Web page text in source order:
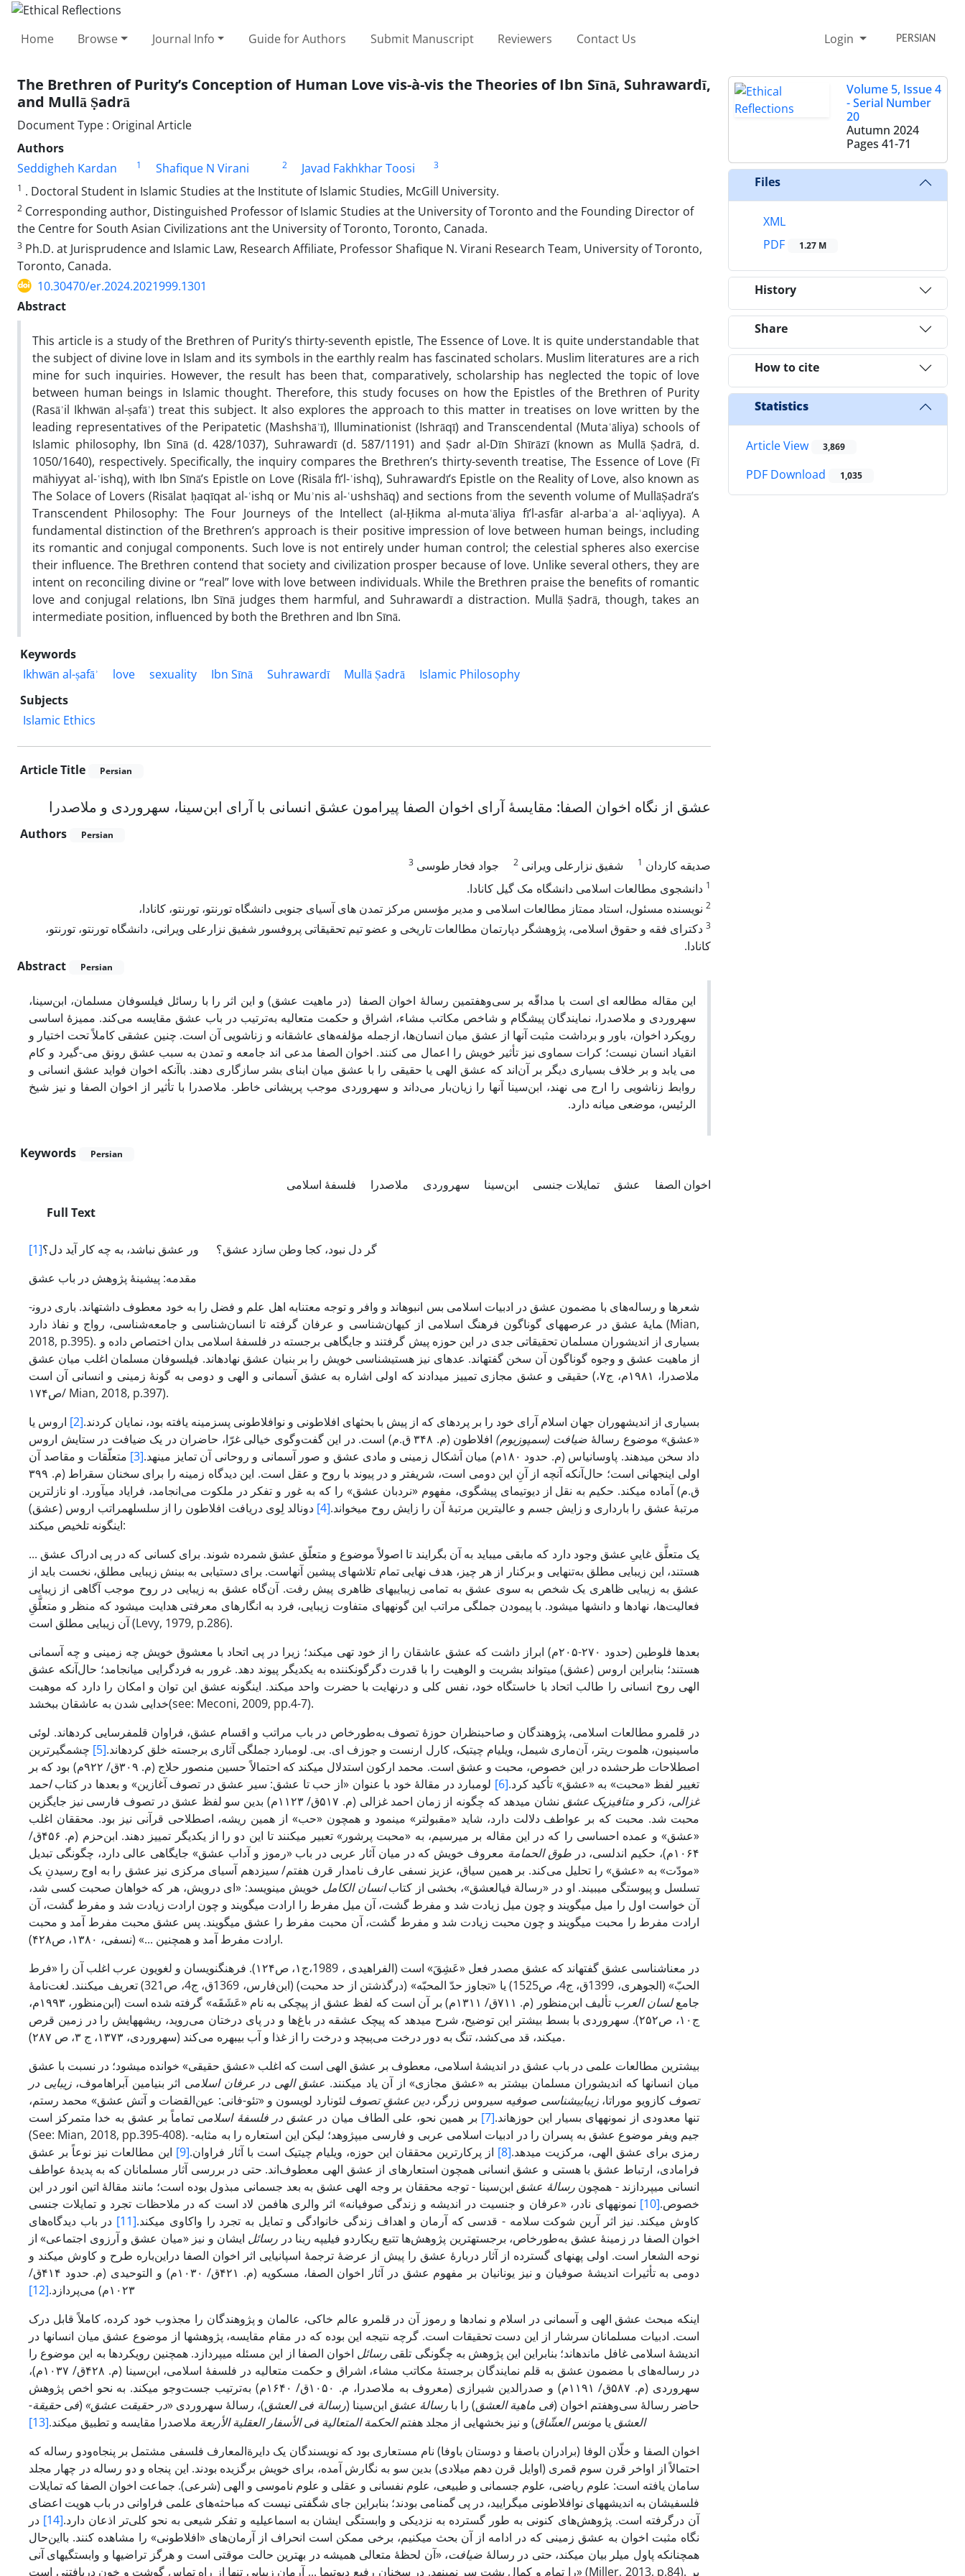
Home Browse Journal Info Guide for Authors Submit Manuscript Reviewers Contact Us Login PERSIAN
The Brethren of Purity’s Conception of Human Love vis-à-vis the Theories of Ibn Sīnā, Suhrawardī,
and Mullā Ṣadrā
Document Type : Original Article
Authors
Seddigheh Kardan
1 Shafique N Virani 2 Javad Fakhkhar Toosi
3
1 . Doctoral Student in Islamic Studies at the Institute of Islamic Studies, McGill University.
2 Corresponding author, Distinguished Professor of Islamic Studies at the University of Toronto and the Founding Director of
the Centre for South Asian Civilizations ant the University of Toronto, Toronto, Canada.
3 Ph.D. at Jurisprudence and Islamic Law, Research Affiliate, Professor Shafique N. Virani Research Team, University of Toronto,
Toronto, Canada.
10.30470/er.2024.2021999.1301
Abstract
This article is a study of the Brethren of Purity’s thirty-seventh epistle, The Essence of Love. It is quite understandable that
the subject of divine love in Islam and its symbols in the earthly realm has fascinated scholars. Muslim literatures are a rich
mine for such inquiries. However, the result has been that, comparatively, scholarship has neglected the topic of love
between human beings in Islamic thought. Therefore, this study focuses on how the Epistles of the Brethren of Purity
(Rasāʾil Ikhwān al-ṣafāʾ) treat this subject. It also explores the approach to this matter in treatises on love written by the
leading representatives of the Peripatetic (Mashshāʾī), Illuminationist (Ishrāqī) and Transcendental (Mutaʿāliya) schools of
Islamic philosophy, Ibn Sīnā (d. 428/1037), Suhrawardī (d. 587/1191) and Ṣadr al-Dīn Shīrāzī (known as Mullā Ṣadrā, d.
1050/1640), respectively. Specifically, the inquiry compares the Brethren’s thirty-seventh treatise, The Essence of Love (Fī
māhiyyat al-ʿishq), with Ibn Sīnā’s Epistle on Love (Risāla fī’l-ʿishq), Suhrawardī’s Epistle on the Reality of Love, also known as
The Solace of Lovers (Risālat ḥaqīqat al-ʿishq or Muʾnis al-ʿushshāq) and sections from the seventh volume of MullāṢadrā’s
Transcendent Philosophy: The Four Journeys of the Intellect (al-Ḥikma al-mutaʿāliya fī’l-asfār al-arbaʿa al-ʿaqliyya). A
fundamental distinction of the Brethren’s approach is their positive impression of love between human beings, including
its romantic and conjugal components. Such love is not entirely under human control; the celestial spheres also exercise
their influence. The Brethren contend that society and civilization prosper because of love. Unlike several others, they are
intent on reconciling divine or “real” love with love between individuals. While the Brethren praise the benefits of romantic
love and conjugal relations, Ibn Sīnā judges them harmful, and Suhrawardī a distraction. Mullā Ṣadrā, though, takes an
intermediate position, influenced by both the Brethren and Ibn Sīnā.
Keywords
Ikhwān al-ṣafāʾ
love sexuality Ibn Sīnā Suhrawardī Mullā Ṣadrā
Islamic Philosophy
Subjects
Islamic Ethics
Article Title Persian
عشق از نگاه اخوان الصفا: مقایسۀ آرای اخوان الصفا پیرامون عشق انسانی با آرای ابن‌سینا، سهروردی و ملاصدرا
Authors Persian
صدیقه کاردان 1 شفیق نزارعلی ویرانی 2 جواد فخار طوسی 3
1 دانشجوی مطالعات اسلامی دانشگاه مک گیل کانادا.
2 نویسنده مسئول، استاد ممتاز مطالعات اسلامی و مدیر مؤسس مرکز تمدن های آسیای جنوبی دانشگاه تورنتو، تورنتو، کانادا،
3 دکترای فقه و حقوق اسلامی، پژوهشگر دپارتمان مطالعات تاریخی و عضو تیم تحقیقاتی پروفسور شفیق نزارعلی ویرانی، دانشگاه تورنتو، تورنتو،
کانادا.
Abstract
Persian
این مقاله مطالعه ای است با مداقّه بر سی‌وهفتمین رسالۀ اخوان الصفا (در ماهیت عشق) و این اثر را با رسائل فیلسوفان مسلمان، ابن‌سینا،
سهروردی و ملاصدرا، نمایندگان پیشگام و شاخص مکاتب مشاء، اشراق و حکمت متعالیه به‌ترتیب در باب عشق مقایسه می‌کند. ممیزۀ اساسی
رویکرد اخوان، باور و برداشت مثبت آنها از عشق میان انسان‌ها، ازجمله مؤلفه‌های عاشقانه و زناشویی آن است. چنین عشقی کاملاً تحت اختیار و
انقیاد انسان نیست؛ کرات سماوی نیز تأثیر خویش را اعمال می کنند. اخوان الصفا مدعی اند جامعه و تمدن به سبب عشق رونق می-گیرد و کام
می یابد و بر خلاف بسیاری دیگر بر آن‌اند که عشق الهی یا حقیقی را با عشق میان ابنای بشر سازگاری دهند. باآنکه اخوان فواید عشق انسانی و
روابط زناشویی را ارج می نهند، ابن‌سینا آنها را زیان‌بار می‌داند و سهروردی موجب پریشانی خاطر. ملاصدرا با تأثیر از اخوان الصفا و نیز شیخ
الرئیس، موضعی میانه دارد.
Keywords Persian
اخوان الصفا عشق تمایلات جنسی ابن‌سینا سهروردی ملاصدرا
فلسفۀ اسلامی
Full Text
گر دل نبود، کجا وطن سازد عشق؟ ور عشق نباشد، به چه کار آید دل؟[1]
مقدمه: پیشینۀ پژوهش در باب عشق
شعرها و رساله‌های با مضمون عشق در ادبیات اسلامی بس انبوه­اند و وافر و توجه معتنابه اهل علم و فضل را به خود معطوف داشته­اند. باری درون­
مایۀ­ عشق در عرصه­های ­گونا­گون فرهنگ اسلامی از کیهان‌شناسی و عرفان گرفته تا انسان‌شناسی و جامعه‌شناسی، رواج و نفاذ­ دارد (Mian,
2018, p.395). بسیاری از اندیشوران مسلمان تحقیقاتی جدی در این حوزه پیش گرفتند و جایگاهی برجسته‌ در فلسفۀ اسلامی بدان اختصاص داده و
از ماهیت عشق و وجوه گوناگون آن سخن گفته­اند. عده­ای نیز ­هستی­شناسی­ خویش را بر بنیان عشق نهاده­اند. فیلسوفان مسلمان اغلب میان عشق
حقیقی و عشق مجازی تمییز می­دادند که اولی اشاره به عشق آسمانی و الهی و دومی به گونۀ زمینی و انسانی آن است (ملاصدرا، ۱۹۸۱م، ج۷،
ص۱۷۴/ Mian, 2018, p.397).
بسیاری از اندیشه­وران­ جهان اسلام آرای خود را بر پرده­ای که از پیش با بحث­های افلاطونی و نوافلاطونی ­پس­زمینه­ یافته بود، نمایان کردند.[2]
اروس یا
«عشق» موضوع رسالۀ ضیافت (سمپوزیوم)
افلاطون (م. ۳۴۸ ق.م) است. در این گفت‌وگوی خیالی غرّا، حاضران در یک ضیافت در ستایش اروس
داد سخن می­دهند. پاوسانیاس (م. حدود ۱۸۰م) میان اَشکال زمینی و مادی عشق و صور آسمانی و روحانی آن تمایز می­نهد.
[3]
متعلّقات و مقاصد آن
اولی این­جهانی­ است؛ حال‌آنکه آنچه از آنِ­ این دومی است، شریف­تر­ و در پیوند با روح و عقل است. این دیدگاه زمینه را برای سخنان سقراط (م. ۳۹۹
ق.م) آماده می­کند. حکیم به نقل از دیوتیمای پیشگوی، مفهوم «نردبان عشق» را که به غور و تفکر در ملکوت می‌انجامد، فرایاد می­آورد. او نازل­ترین
مرتبۀ عشق را بارداری و زایش جسم و عالی­ترین مرتبۀ آن را زایش روح می­خواند­.[4]
دونالد لِوی دریافت افلاطون را از سلسله­مراتب اروس­ (عشق)
این­گونه تلخیص می­کند:
... یک متعلَّق غاییِ عشق وجود دارد که مابقی می­باید به آن بگرایند­ تا اصولاً موضوع و متعلّق عشق شمرده شوند. برای کسانی که در پی ادراک عشق
هستند، این زیبایی مطلق به‌تنهایی و برکنار از هر چیز، هدف نهایی تمام تلاش­های پیشین­ آنهاست. برای دستیابی به بینش زیبایی مطلق، نخست باید از
عشق به زیبایی ظاهری یک شخص به سوی عشق به تمامی زیبایی­های ظاهری پیش­ رفت. آن‌گاه عشق به زیبایی در روح موجب آگاهی از زیبایی
فعالیت‌ها، نهادها و ­دانش­ها ­می­شود. با پیمودن جملگی مراتب این گونه­های متفاوت زیبایی، فرد به ­انگاره­ای معرفتی هدایت می­شود که منظر و متعلَّقِ
آن زیبایی مطلق است (Levy, 1979, p.286).
بعدها فلوطین (حدود ۲۷۰-۲۰۵م) ابراز داشت که عشق عاشقان را از خود تهی می­کند؛ زیرا در پی اتحاد با معشوق خویش چه زمینی و چه آسمانی
هستند؛ بنابراین اروس (عشق) می­تواند بشریت و الوهیت را با قدرت ­دگرگون­کننده­ به یکدیگر پیوند دهد. غرور به فردگرایی می­انجامد؛ حال‌آنکه عشق
الهی روح انسانی را طالب اتحاد با خاستگاه خود، نفس کلی و درنهایت با حضرت واحد می­کند. این­گونه عشق این توان و امکان را دارد که موهبت
خدایی شدن به عاشقان ببخشد(see: Meconi, 2009, pp.4-7).
در قلمرو مطالعات اسلامی، پژوهندگان و صاحب­نظران حوزۀ تصوف به‌طورخاص در باب مراتب و اقسام عشق، فراوان قلم­فرسایی کرده­اند. لوئی
ماسینیون، هلموت ریتر، آن‌ماری شیمل، ویلیام چیتیک، کارل ارنست و جوزف ای. بی. لومبارد جملگی آثاری برجسته خلق کرده­اند.[5]
چشمگیرترین
اصطلاحات طرح­شده در این خصوص، محبت­ و عشق است. محمد ارکون استدلال می­کند که احتمالاً حسین منصور حلاج (م. ۳۰۹ق/ ۹۲۲م) بود که بر
تغییر لفظ «محبت» به «عشق» تأکید کرد.[6] لومبارد در مقالۀ خود با عنوان «از حب تا عشق: سیر عشق در تصوف آغازین» و بعدها در کتاباحمد
غزالی، ذکر و متافیزیک عشق
نشان می­دهد که چگونه از زمان احمد غزالی (م. ۵۱۷ق/ ۱۱۲۳م) بدین سو لفظ عشق در تصوف فارسی نیز جایگزین
محبت شد. محبت که بر عواطف دلالت دارد، شاید «مقبول­تر­» می­نمود و همچون «حب» از همین ریشه، اصطلاحی قرآنی نیز بود. محققان اغلب
«عشق» و عمده احساسی را که در این مقاله بر می­رسیم، به­ «محبت پرشور» تعبیر می­کنند تا این دو را از یکدیگر تمییز­ دهند. ابن‌حزم (م. ۴۵۶ق/
۱۰۶۴م)، حکیم اندلسی، در
طوق الحمامة معروف خویش که در میان آثار عربی در باب «رموز و آداب عشق» جایگاهی عالی دارد، چگونگی تبدیل
«مودّت» به «عشق» را تحلیل می‌کند. بر همین سیاق، عزیز نسفی عارف نامدار قرن هفتم/ سیزدهم آسیای مرکزی نیز عشق را به اوج رسیدنِ یک
تسلسل و پیوستگی می­بیند. او در «رسالة فی­العشق»، بخشی از کتابانسان ­الکامل خویش می­نویسد: «ای درویش، هر که خواهان صحبت کسی شد،
آن خواست اول را میل می­گویند و چون میل زیادت شد و مفرط گشت، آن میل مفرط را ارادت می­گویند و چون ارادت زیادت شد و مفرط گشت، آن
ارادت مفرط را محبت می­گویند و چون محبت زیادت شد و مفرط گشت، آن محبت مفرط را عشق می­گویند. پس عشق محبت مفرط آمد و محبت
ارادت مفرط آمد و همچنین ...» (نسفی، ۱۳۸۰، ص۴۲۸).
در معناشناسی عشق گفته­اند که عشق مصدر فعل «عَشِقَ» است (الفراهیدی ، 1989،ج۱، ص۱۲۴). فرهنگ­نویسان و لغویون­ عرب اغلب آن را «فرط
الحبّ» (الجوهری، 1399ق، ج4، ص1525) یا «تجاوز حدّ المحبّه» (درگذشتن از حد محبت) (ابن‌فارس، 1369ق، ج4، ص321) تعریف می­کنند. لغت‌نامۀ
جامعلسان العرب
تألیف ابن‌منظور (م. ۷۱۱ق/ ۱۳۱۱م) بر آن است که لفظ عشق از پیچکی به نام «عَشَقَه» گرفته شده است (ابن‌منظور، ۱۹۹۳م،
ج۱۰، ص۲۵۲). سهروردی با بسط بیشتر این توضیح، شرح می­دهد که پیچک عشقه در باغ‌ها و در پای درختان می‌رو­ید، ریشه­هایش­ را در زمین قرص
می­کند، قد می‌کشد، تنگ به دور درخت ­می‌پیچد و درخت را از غذا و آب بی­بهره می‌کند (سهروردی، ۱۳۷۳، ج ۳، ص ۲۸۷).
بیشترین­ مطالعات علمی در باب عشق در اندیشۀ اسلامی، معطوف بر عشق الهی است که اغلب «عشق حقیقی» خوانده می­شود؛ در نسبت با عشق
میان انسان­ها که اندیشوران مسلمان بیشتر به «عشق مجازی» از آن یاد می­کنند. عشق الهی در عرفان اسلامی اثر بنیامین آبراهاموف،زیبایی در
تصوف کازویو موراتا،زیبایی­شناسی­ صوفیه سیروس زرگر، دین عشقِ تصوف لئونارد لویسون و «تئو-فانی: عین‌القضات و آتش عشق» محمد رستم،
تنها معدودی از نمونه­های بسیار این ­حوزه­اند.[7] بر همین نحو، علی الطاف میان در عشق در فلسفۀ اسلامی تماماً بر عشق به خدا متمرکز است
(See: Mian, 2018, pp.395-408). جیم ویفر موضوع عشق به پسران را در ادبیات اسلامی عربی و فارسی می­پژوهد؛ لیکن این استعاره را به ­مثابه­
رمزی برای عشق الهی، مرکزیت می­دهد.[8] از پرکارترین محققان این حوزه، ویلیام چیتیک است با آثار فراوان.[9]
این مطالعات نیز نوعاً بر عشق
فرامادی، ارتباط عشق با هستی­ و عشق انسانی همچون استعاره­ای از عشق الهی معطوف‌اند. حتی در بررسی آثار مسلمانان که به پدیدۀ­ عواطف
انسانی می­پردازند - همچونرسالۀ عشقابن‌سینا - توجه محققان بر وجه الهی عشق به بعد جسمانی مبذول بوده است؛ مانند مقالۀ اتین­ انور در این
خصوص.[10]
نمونه­های نادر، «عرفان و جنسیت در اندیشه و زندگی صوفیانه» اثر والری هافمن لاد است که در ملاحظات تجرد و تمایلات جنسی
کاوش می­کند. نیز اثر آرین شوکت سلامه - قدسی که آرمان و اهداف زندگی خانوادگی و تمایل به ­تجرد را واکاوی می­کند.[11]
در باب دیدگاه‌های
اخوان الصفا در زمینۀ عشق به‌طورخاص، برجسته­ترین پژوهش‌ها­ تتبع ریکاردو فیلیپه رینا در رسائل ایشان و نیز «میان عشق و آرزوی اجتماعی» از
نوحه الشعار است. اولی پهنه­ای­ گسترده از آثار دربارۀ عشق را پیش از عرضۀ ترجمۀ اسپانیایی اثر اخوان الصفا­ دراین‌باره طرح و کاوش می­کند و
دومی به تأثیرات اندیشۀ صوفیان و نیز یونانیان بر مفهوم عشق در آثار اخوان الصفا، مسکویه­ (م. ۴۲۱ق/ ۱۰۳۰م) و التوحیدی (م. حدود ۴۱۴ق/
۱۰۲۳م) می‌پردازد.
[12]
اینکه مبحث عشق الهی و آسمانی در اسلام و نمادها و رموز آن در قلمرو عالم خاکی، عالمان و پژوهندگان را مجذوب خود کرده، کاملاً قابل درک
است. ادبیات مسلمانان سرشار از این دست ­تحقیقات است. گرچه نتیجه این بوده که در مقام مقایسه، پژوهش­ها از موضوع عشق میان انسان­ها در
اندیشۀ اسلامی غافل مانده­اند؛ بنابراین این پژوهش به چگونگی تلقی رسائل اخوان الصفا از این مسئله می­پردازد. همچنین رویکردها به این موضوع را
در رساله‌های با مضمون عشق به قلم نمایندگان برجستۀ مکاتب مشاء، اشراق و حکمت متعالیه در فلسفۀ اسلامی، ابن‌سینا (م. ۴۲۸ق/ ۱۰۳۷م)،
سهروردی (م. ۵۸۷ق/ ۱۱۹۱م) و صدرالدین شیرازی (معروف به ملاصدرا، م. ۱۰۵۰ق/ ۱۶۴۰م) به‌ترتیب جست‌وجو می­کند. به نحو اخص پژوهش
حاضر رسالۀ سی‌وهفتم اخوان (فی ماهیة العشق) را بارسالۀ عشق ابن‌سینا (رسالة فی ­العشق)، رسالۀ سهروردی «در حقیقت عشق»(فی حقیقة­
العشقیا مونس­ العشّاق) و نیز بخش­هایی از مجلد هفتمالحکمة المتعالیة فی الأسفار العقلیة الأربعة ملاصدرا مقایسه و تطبیق می­کند.[13]
اخوان ‌الصفا و خلّان ­الوفا (برادران باصفا و دوستان باوفا) نام مستعاری بود که نویسندگان یک دایرةالمعارف فلسفی مشتمل بر پنجاه‌ودو رساله که
احتمالاً از اواخر قرن سوم قمری (اوایل قرن دهم میلادی) بدین سو به نگارش آمده، برای خویش برگزیده بودند. این پنجاه و دو رساله در چهار مجلد
سامان یافته است: علوم ریاضی، علوم جسمانی و طبیعی، علوم نفسانی و عقلی و علوم ناموسی و الهی (شرعی). جماعت اخوان ­الصفا که تمایلات
فلسفی­شان­ به اندیشه­های نوافلاطونی­ می­گرایید، در پی گمنامی بودند؛ بنابراین جای شگفتی نیست که مباحثه‌های­ علمی فراوانی در باب هویت اعضای
آن درگرفته است. پژوهش‌های کنونی به طور گسترده‌ به نزدیکی و وابستگی ایشان به اسماعیلیه و تفکر شیعی به نحو کلی‌تر اذعان دارد.[14]
­­­­ در
نگاه مثبت اخوان به عشق زمینی که در ادامه از آن بحث می­کنیم، برخی ممکن است انحراف از آرمان‌های «­افلاطونی» را مشاهده کنند. بااین‌حال
همچنان­که پاول ­میلر ­بیان می­کند­، حتی در رسالۀ ضیافت، «آن لحظۀ­ متعالی همیشه در بهترین حالت موقتی است و هرگز ­تراضی­ها و ­وابستگی­های­ آنی
را تمام و کمال پشت سر ­نمی­نهد. در سخنان رفیع دیوتیما ... آرمان زیبایی تنها از راه تماس گوشت و خون دریافتنی است» (Miller, 2013, p.84). بر
Volume 5, Issue 4
- Serial Number
20
Autumn 2024
Pages 41-71
Files
XML
PDF
1.27 M
History
Share
How to cite
Statistics
Article View 3,869
PDF Download 1,035